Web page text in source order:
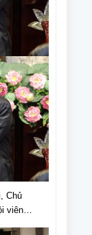
Chủ
viên